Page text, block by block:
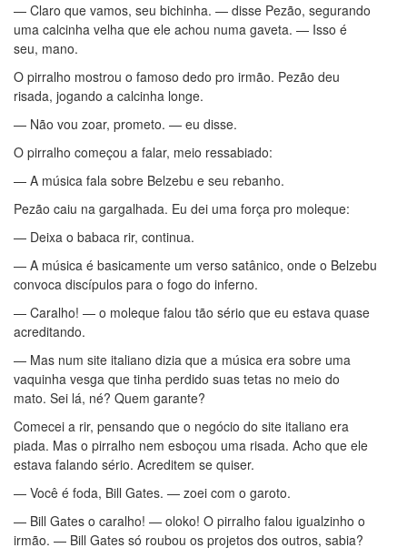
— Claro que vamos, seu bichinha. — disse Pezão, segurando
uma calcinha velha que ele achou numa gaveta. — Isso é
seu, mano.
O pirralho mostrou o famoso dedo pro irmão. Pezão deu
risada, jogando a calcinha longe.
— Não vou zoar, prometo. — eu disse.
O pirralho começou a falar, meio ressabiado:
— A música fala sobre Belzebu e seu rebanho.
Pezão caiu na gargalhada. Eu dei uma força pro moleque:
— Deixa o babaca rir, continua.
— A música é basicamente um verso satânico, onde o Belzebu
convoca discípulos para o fogo do inferno.
— Caralho! — o moleque falou tão sério que eu estava quase
acreditando.
— Mas num site italiano dizia que a música era sobre uma
vaquinha vesga que tinha perdido suas tetas no meio do
mato. Sei lá, né? Quem garante?
Comecei a rir, pensando que o negócio do site italiano era
piada. Mas o pirralho nem esboçou uma risada. Acho que ele
estava falando sério. Acreditem se quiser.
— Você é foda, Bill Gates. — zoei com o garoto.
— Bill Gates o caralho! — oloko! O pirralho falou igualzinho o
irmão. — Bill Gates só roubou os projetos dos outros, sabia?